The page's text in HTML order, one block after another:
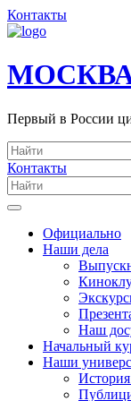
Контакты
Первый в России
Контакты
Официально
Наши дела
Наш
Начальный
Наши
История